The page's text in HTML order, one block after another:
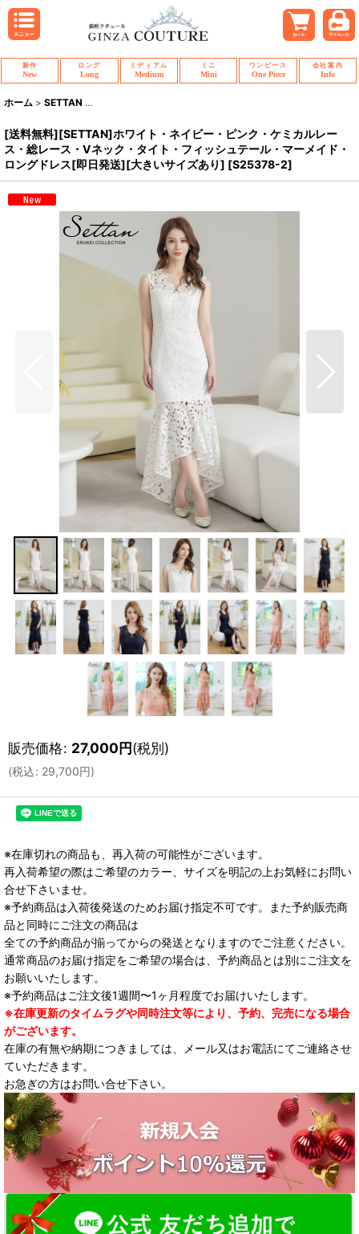
新作
New
ロング
Long
ミディアム
Medium
ミニ
Mini
ワンピース
One Piece
会社案内
Info
ホーム > SETTAN >
[送料無料][SETTAN]ホワイト・ネイビー・ピンク・ケミカルレー
ス・総レース・Vネック・タイト・フィッシュテール・マーメイド・
ロングドレス[即日発送][大きいサイズあり] [S25378-2]
販売価格: 27,000円(税別)
(税込: 29,700円)
※在庫切れの商品も、再入荷の可能性がございます。
再入荷希望の際はご希望のカラー、サイズを明記の上お気軽にお問い
合せ下さいませ。
※予約商品は入荷後発送のためお届け指定不可です。また予約販売商
品と同時にご注文の商品は
全ての予約商品が揃ってからの発送となりますのでご注意ください。
通常商品のお届け指定をご希望の場合は、予約商品とは別にご注文を
お願いいたします。
※予約商品はご注文後1週間〜1ヶ月程度でお届けいたします。
※在庫更新のタイムラグや同時注文等により、予約、完売になる場合
がございます。
在庫の有無や納期につきましては、メール又はお電話にてご連絡させ
ていただきます。
お急ぎの方はお問い合せ下さい。